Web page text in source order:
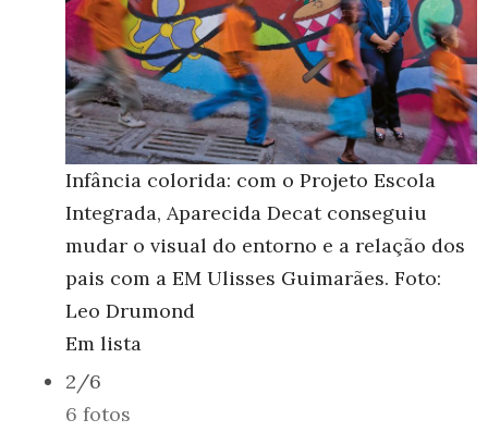
Infância colorida: com o Projeto Escola
Integrada, Aparecida Decat conseguiu
mudar o visual do entorno e a relação dos
pais com a EM Ulisses Guimarães. Foto:
Leo Drumond
Em lista
2/6
6 fotos